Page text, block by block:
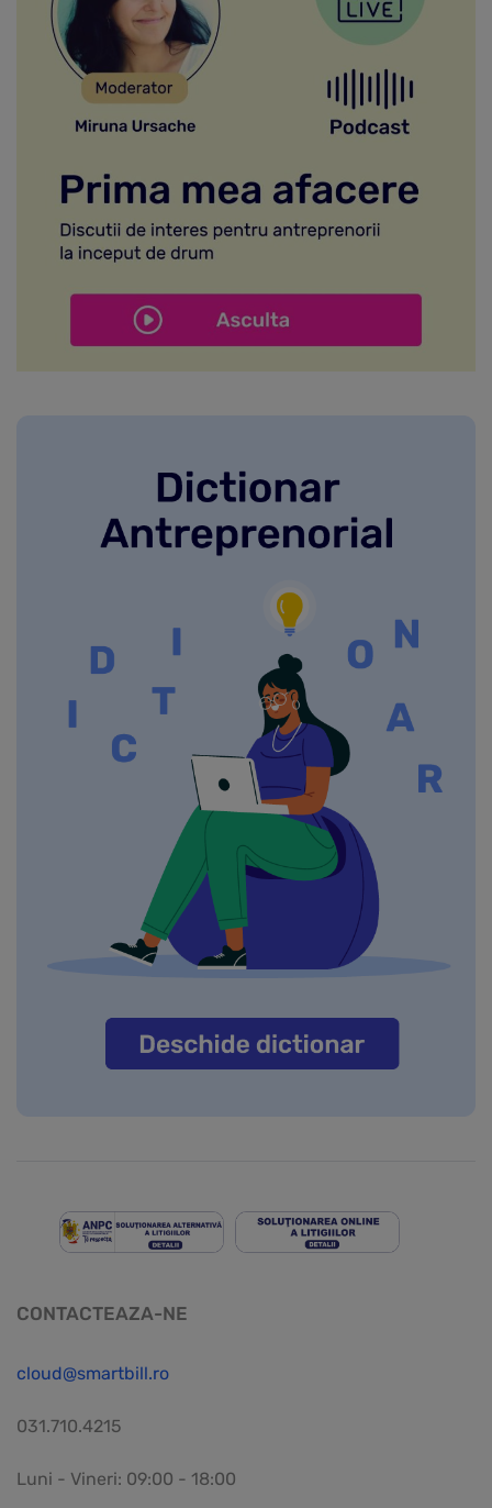
CONTACTEAZA-NE
cloud@smartbill.ro
031.710.4215
Luni - Vineri: 09:00 - 18:00